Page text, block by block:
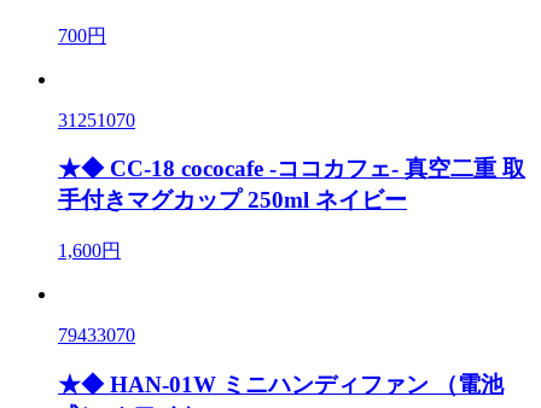
700円
31251070
★◆ CC-18 cococafe -ココカフェ- 真空二重 取
手付きマグカップ 250ml ネイビー
1,600円
79433070
★◆ HAN-01W ミニハンディファン （電池